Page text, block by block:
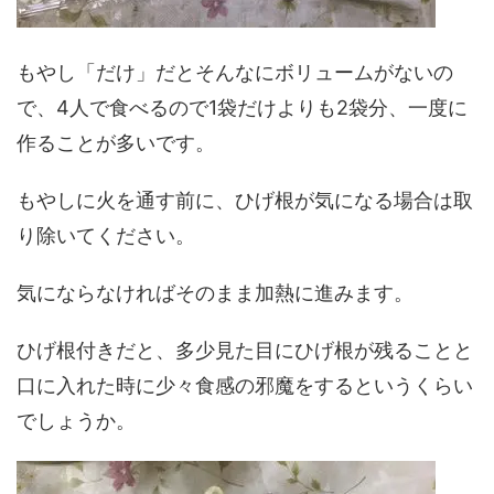
もやし「だけ」だとそんなにボリュームがないの
で、4人で食べるので1袋だけよりも2袋分、一度に
作ることが多いです。
もやしに火を通す前に、ひげ根が気になる場合は取
り除いてください。
気にならなければそのまま加熱に進みます。
ひげ根付きだと、多少見た目にひげ根が残ることと
口に入れた時に少々食感の邪魔をするというくらい
でしょうか。